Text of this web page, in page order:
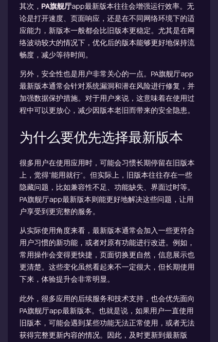
其次， PA旗舰厅app最新版本往往会增强运行效率。无
论是打开速度、页面响应，还是在不同网络环境下的适
应能力，新版本一般都会比旧版本更稳定。尤其是在网
络波动较大的情况下，优化后的版本能够更好地保持流
畅度，减少等待时间。
另外，安全性也是用户非常关心的一点。PA旗舰厅app
最新版本通常会针对系统漏洞和潜在风险进行修复，并
加强数据保护措施。对于用户来说，这意味着在使用过
程中可以更放心，减少因版本老旧而带来的安全隐患。
为什么要优先选择最新版本
很多用户在使用应用时，可能会习惯长期停留在旧版本
上，觉得“能用就行”。但实际上，旧版本往往存在一些
隐藏问题，比如兼容性不足、功能缺失、界面过时等。
PA旗舰厅app最新版本则能更好地解决这些问题，让用
户享受到更完整的服务。
从实际使用角度来看，最新版本通常会加入一些更符合
用户习惯的新功能，或者对原有功能进行改进。例如，
常用操作会变得更快捷，页面切换更自然，信息展示也
更清楚。这些变化虽然看起来不一定很大，但长期使用
下来，体验提升会非常明显。
此外，很多应用的后续服务和技术支持，也会优先面向
PA旗舰厅app最新版本。也就是说，如果用户一直使用
旧版本，可能会遇到某些功能无法正常使用，或者无法
获得完整更新内容的情况。因此，及时更新到最新版